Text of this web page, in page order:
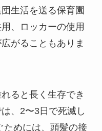
生活を送る保育園
、ロッカーの使用
がることもありま
ると長く生存でき
、2〜3日で死滅し
ためには、頭髪の接